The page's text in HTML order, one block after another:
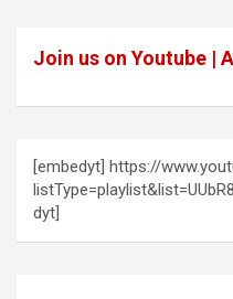
Join us on Youtube |
[embedyt] https://
dyt]